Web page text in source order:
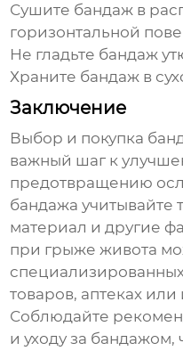
Сушите бандаж в
горизонтальной
Не гладьте бандаж
Храните бандаж в
Заключение
Выбор и покупка
важный шаг к
предотвращению
бандажа учитывайте
материал и другие
при грыже живота
товаров, аптеках
Соблюдайте
и уходу за